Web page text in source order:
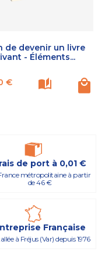
de devenir un livre
- Éléments...
€
de port à 0,01 €
métropolitaine à partir
de 46 €
Française
à Fréjus (Var) depuis 1976